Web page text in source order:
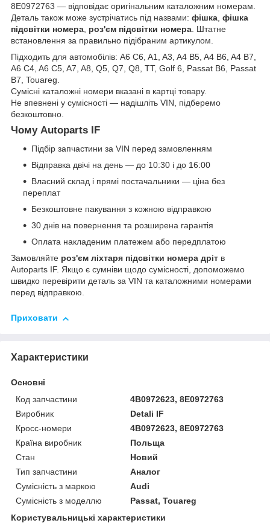
8E0972763 — відповідає оригінальним каталожним номерам.
Деталь також може зустрічатись під назвами: фішка, фішка
підсвітки номера, роз'єм підсвітки номера. Штатне
встановлення за правильно підібраним артикулом.
Підходить для автомобілів: A6 C6, A1, A3, A4 B5, A4 B6, A4 B7,
A6 C4, A6 C5, A7, A8, Q5, Q7, Q8, TT, Golf 6, Passat B6, Passat
B7, Touareg.
Сумісні каталожні номери вказані в картці товару.
Не впевнені у сумісності — надішліть VIN, підберемо
безкоштовно.
Чому Autoparts IF
Підбір запчастини за VIN перед замовленням
Відправка двічі на день — до 10:30 і до 16:00
Власний склад і прямі постачальники — ціна без
переплат
Безкоштовне пакування з кожною відправкою
30 днів на повернення та розширена гарантія
Оплата накладеним платежем або передплатою
Замовляйте роз'єм ліхтаря підсвітки номера дріт в
Autoparts IF. Якщо є сумніви щодо сумісності, допоможемо
швидко перевірити деталь за VIN та каталожними номерами
перед відправкою.
Приховати
Характеристики
Основні
Код запчастини
4B0972623, 8E0972763
Виробник
Detali IF
Кросс-номери
4B0972623, 8E0972763
Країна виробник
Польща
Стан
Новий
Тип запчастини
Аналог
Сумісність з маркою
Audi
Сумісність з моделлю
Passat, Touareg
Користувальницькі характеристики